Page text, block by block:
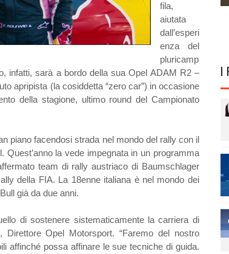
fila,
aiutata
dall’esperi
enza del
pluricamp
infatti, sarà a bordo della sua Opel ADAM R2 –
apripista (la cosiddetta “zero car”) in occasione
della stagione, ultimo round del Campionato
piano facendosi strada nel mondo del rally con il
la vede impegnata in un programma
team di rally austriaco di Baumschlager
della FIA. La 18enne italiana è nel mondo dei
già da due anni.
di sostenere sistematicamente la carriera di
Direttore Opel Motorsport. “Faremo del nostro
affinché possa affinare le sue tecniche di guida.
I